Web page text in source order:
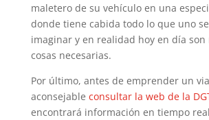
maletero de su vehículo en una
donde tiene cabida todo lo que uno
imaginar y en realidad hoy en día son
cosas necesarias.
Por último, antes de emprender un
aconsejable consultar la web de la
encontrará información en tiempo